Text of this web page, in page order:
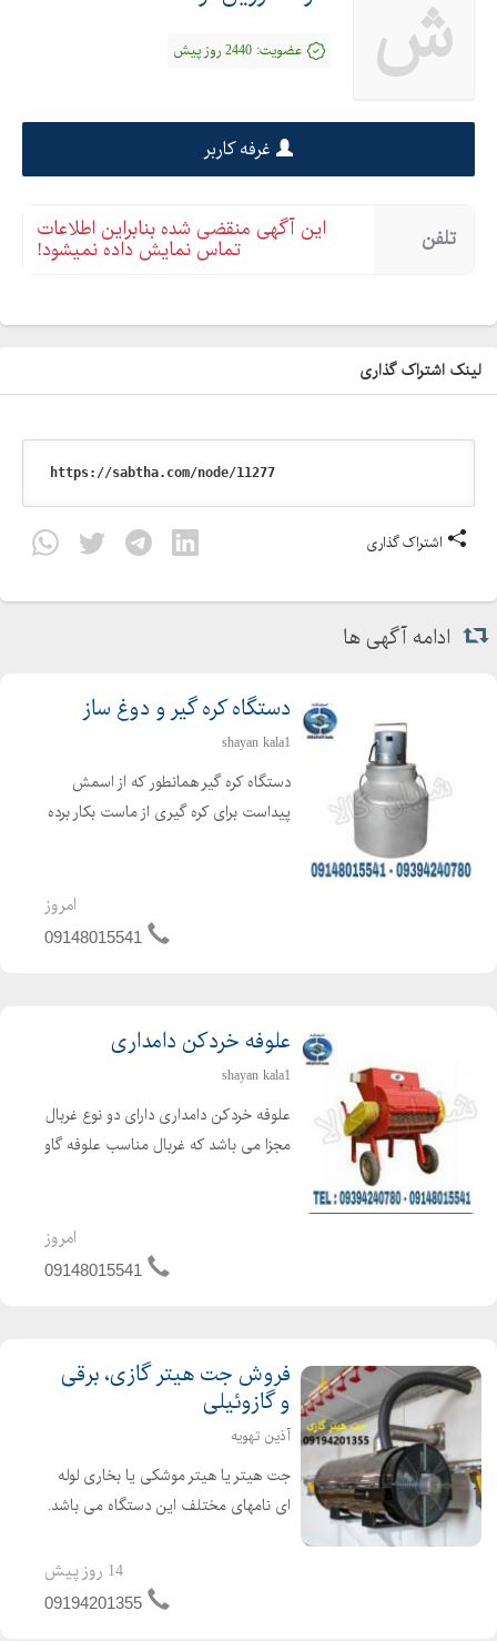
ش عضویت: 2440 روز پیش
غرفه کاربر
تلفن این آگهی منقضی شده بنابراین اطلاعات
تماس نمایش داده نمیشود!
لینک اشتراک گذاری
اشتراک گذاری
ادامه آگهی ها
دستگاه کره گیر و دوغ ساز
shayan kala1
دستگاه کره گیر همانطور که از اسمش
پیداست برای کره گیری از ماست بکار برده
مخلوط شده و بحال...
امروز
09148015541
علوفه خردکن دامداری
shayan kala1
علوفه خردکن دامداری دارای دو نوع غربال
مجزا می باشد که غربال مناسب علوفه گاو
تیغه های تعبیه شده ثابت در بدنه و تیغه
امروز
09148015541
فروش جت هیتر گازی، برقی
و گازوئیلی
آذین تهویه
جت هیتر یا هیتر موشکی یا بخاری لوله
ای نامهای مختلف این دستگاه می باشد.
گرم کردن سالن های تولید ، دامداری ها،
مرغداری ها و گلخانه ها می باشد. از جت
14 روز پیش
09194201355